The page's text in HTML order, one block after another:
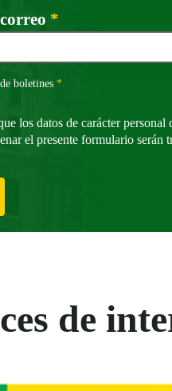
*
boletines *Campo obligatorio
los datos de carácter personal
el presente formulario serán
de